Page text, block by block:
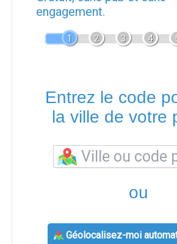
engagement.
1 2 3 4
Entrez le code
la ville de votre
ou
Géolocalisez-moi